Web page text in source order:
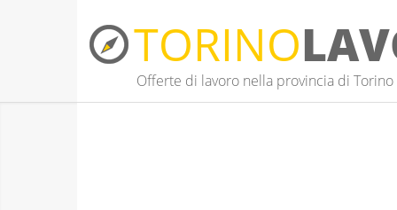
TORINO
Offerte di lavoro nella provincia di Torino